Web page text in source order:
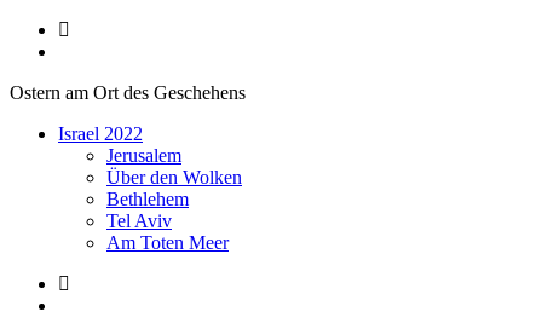
Ostern am Ort des Geschehens
Israel 2022
Jerusalem
Über den Wolken
Bethlehem
Tel Aviv
Am Toten Meer